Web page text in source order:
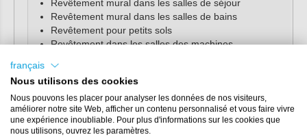
Revêtement mural dans les salles de séjour
Revêtement mural dans les salles de bains
Revêtement pour petits sols
Revêtement dans les salles des machines
Rapport de mélange 100:25
Haute stabilité aux UV
Résistant à l'eau, à l'huile et à l'essence
français
Nous utilisons des cookies
Nous pouvons les placer pour analyser les données de nos visiteurs,
améliorer notre site Web, afficher un contenu personnalisé et vous faire vivre
une expérience inoubliable. Pour plus d'informations sur les cookies que
nous utilisons, ouvrez les paramètres.